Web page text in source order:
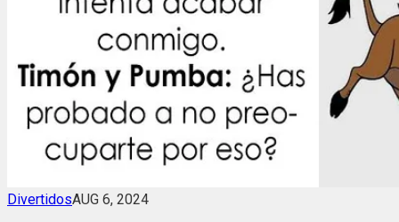
DivertidosAUG 6, 2024